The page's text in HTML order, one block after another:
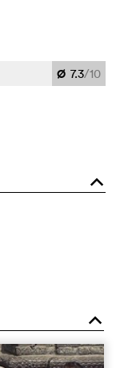
Ø 7.3/10
o
o